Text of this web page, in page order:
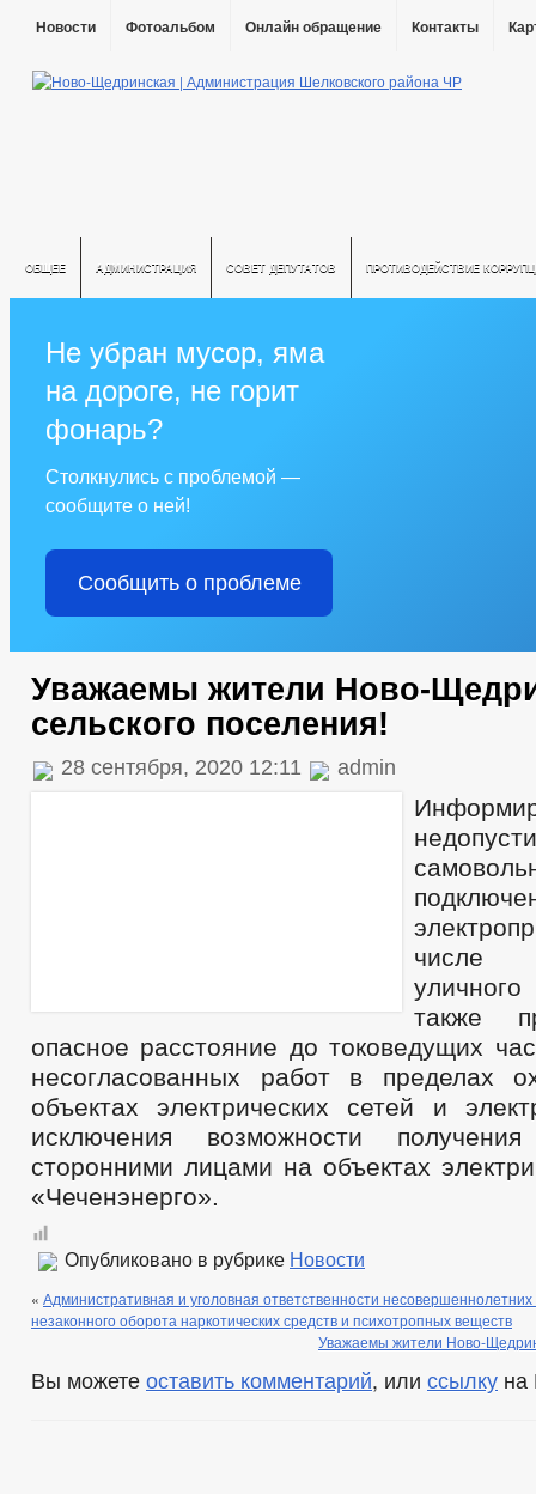
Новости Фотоальбом Онлайн обращение Контакты
ОБЩЕЕ АДМИНИСТРАЦИЯ СОВЕТ ДЕПУТАТОВ ПРОТИВОДЕЙСТВИЕ
Не убран мусор, яма
на дороге, не горит
фонарь?
Столкнулись с проблемой —
сообщите о ней!
Сообщить о проблеме
Уважаемы жители Ново-
сельского поселения!
28 сентября, 2020 12:11 admin
числе
также
опасное расстояние до токоведущих
несогласованных работ в пределах
объектах электрических сетей и
исключения возможности получения
сторонними лицами на объектах
«Чеченэнерго».
Опубликовано в рубрике Новости
« Административная и уголовная ответственности
незаконного оборота наркотических средств и психотропных веществ
Уважаемы жители Ново-
Вы можете оставить комментарий, или ссылку на